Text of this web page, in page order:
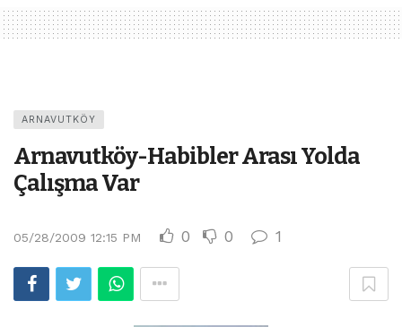
ARNAVUTKÖY
Arnavutköy-Habibler Arası Yolda
Çalışma Var
05/28/2009 12:15 PM 0 0 1